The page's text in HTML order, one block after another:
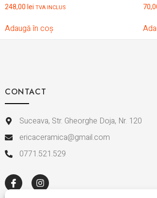
248,00 lei TVA INCLUS
Adaugă în coș
CONTACT
Suceava, Str. Gheorghe Doja, Nr. 120
ericaceramica@gmail.com
0771.521.529